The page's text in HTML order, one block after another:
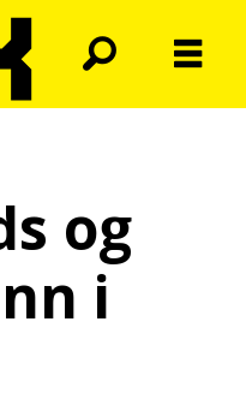
og
i